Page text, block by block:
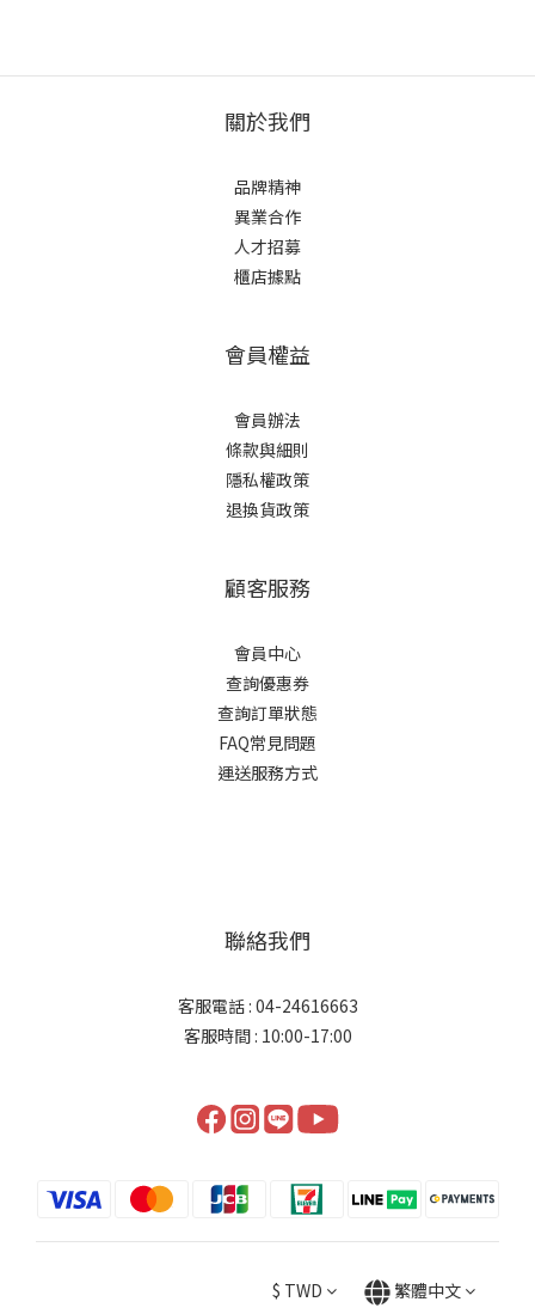
關於我們
品牌精神
異業合作
人才招募
櫃店據點
會員權益
會員辦法
條款與細則
隱私權政策
退換貨政策
顧客服務
會員中心
查詢優惠券
查詢訂單狀態
FAQ常見問題
運送服務方式
聯絡我們
客服電話 : 04-24616663
客服時間 : 10:00-17:00
$ TWD 繁體中文